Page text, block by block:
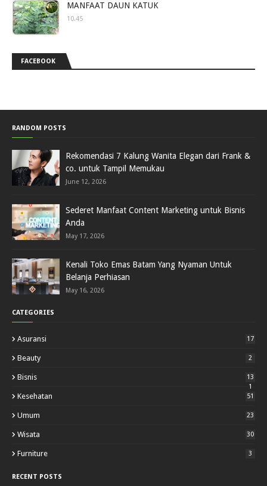
MANFAAT DAUN KATUK
10.45
FACEBOOK
RANDOM POSTS
Rekomendasi 7 Kalung Wanita Elegan dari Frank &
co. untuk Tampil Memukau
June 12, 2026
Sederet Manfaat Content Marketing untuk Bisnis
Anda
May 17, 2026
Kenali Toko Emas Batam Yang Nyaman Untuk
Belanja Perhiasan
May 16, 2026
CATEGORIES
Asuransi 17
Beauty 2
Bisnis
13
1
Kesehatan 51
Umum 23
Wisata 30
Furniture 3
RECENT POSTS